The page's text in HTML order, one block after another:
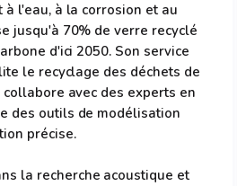
à l'eau, à la corrosion et au
jusqu'à 70% de verre recyclé
d'ici 2050. Son service
le recyclage des déchets de
avec des experts en
des outils de modélisation
précise.
la recherche acoustique et